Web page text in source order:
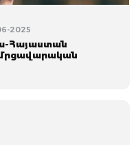
2025
Հայաստան